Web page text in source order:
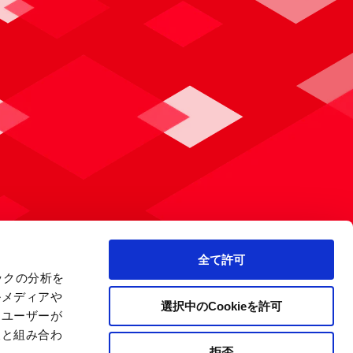
の分析を
ディアや
ーザーが
組み合わ
全て許可
選択中のCookieを許可